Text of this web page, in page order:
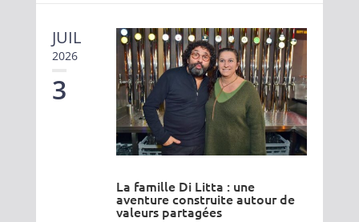
JUIL
2026
3
La famille Di Litta : une
aventure construite autour de
valeurs partagées